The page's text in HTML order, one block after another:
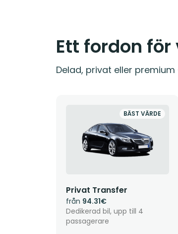
Ett fordon
Delad, privat eller
BÄST VÄRDE
Privat Transfer
från 94.31€
Dedikerad bil, upp till 4
passagerare